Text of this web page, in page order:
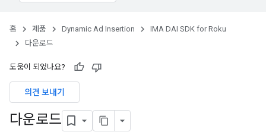
홈 제품 Dynamic Ad Insertion
IMA DAI SDK for Roku
다운로드
도움이 되었나요?
의견 보내기
다운로드